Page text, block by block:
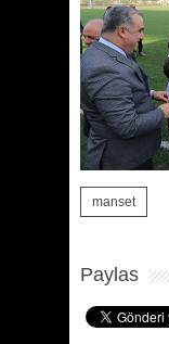
manset
Paylas